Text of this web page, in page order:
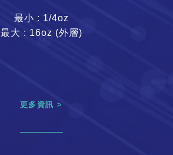
最小 : 1/4oz
最大 : 16oz (外層)
更多資訊 >